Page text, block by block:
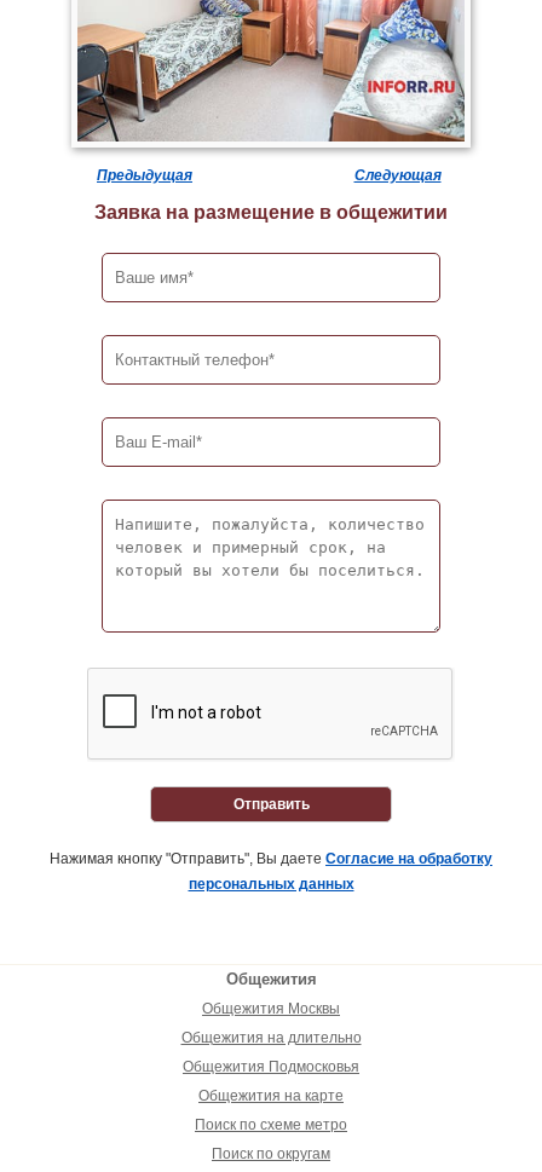
Предыдущая Следующая
Заявка на размещение в общежитии
Отправить
Нажимая кнопку "Отправить", Вы даете Согласие на обработку
персональных данных
Общежития
Общежития Москвы
Общежития на длительно
Общежития Подмосковья
Общежития на карте
Поиск по схеме метро
Поиск по округам